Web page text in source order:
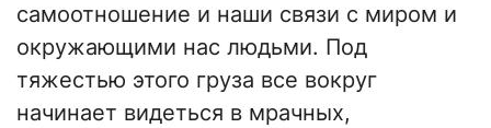
самоотношение и наши связи с миром и
окружающими нас людьми. Под
тяжестью этого груза все вокруг
начинает видеться в мрачных,